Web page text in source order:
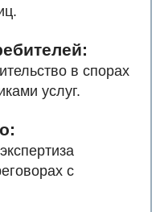
в спорах
услуг.
с